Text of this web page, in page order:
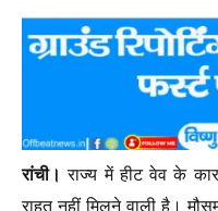
रांची। राज्य में हीट वेव के
राहत नहीं मिलने वाली है।